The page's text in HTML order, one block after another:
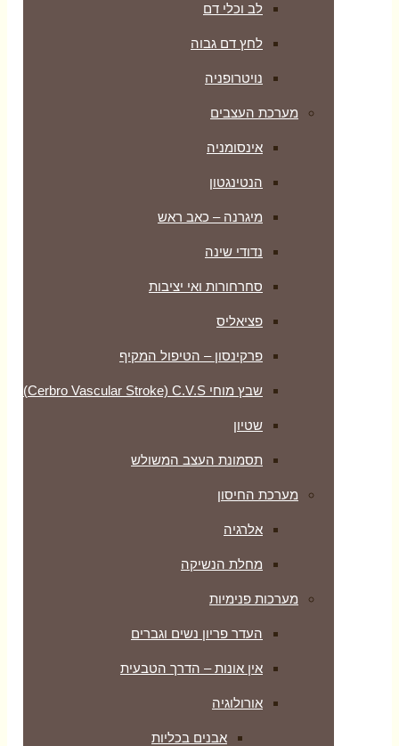
לב וכלי דם
לחץ דם גבוה
נויטרופניה
מערכת העצבים
אינסומניה
הנטינגטון
מיגרנה – כאב ראש
נדודי שינה
סחרחורות ואי יציבות
פציאליס
פרקינסון – הטיפול המקיף
שבץ מוחי Cerbro Vascular Stroke) C.V.S)
שטיון
תסמונת העצב המשולש
מערכת החיסון
אלרגיה
מחלת הנשיקה
מערכות פנימיות
העדר פריון נשים וגברים
אין אונות – הדרך הטבעית
אורולוגיה
אבנים בכליות